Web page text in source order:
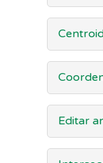
Editar